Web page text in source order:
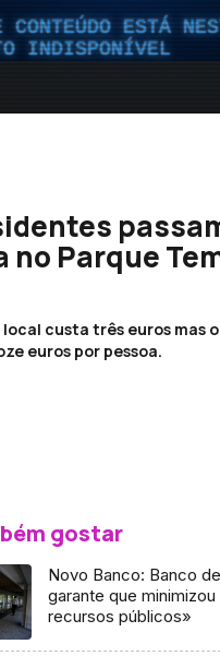
CONTEÚDO ESTÁ
INDISPONÍVEL
no Parque
local custa três euros mas
euros por pessoa.
gostar
Novo Banco: Banco
garante que
recursos públicos»